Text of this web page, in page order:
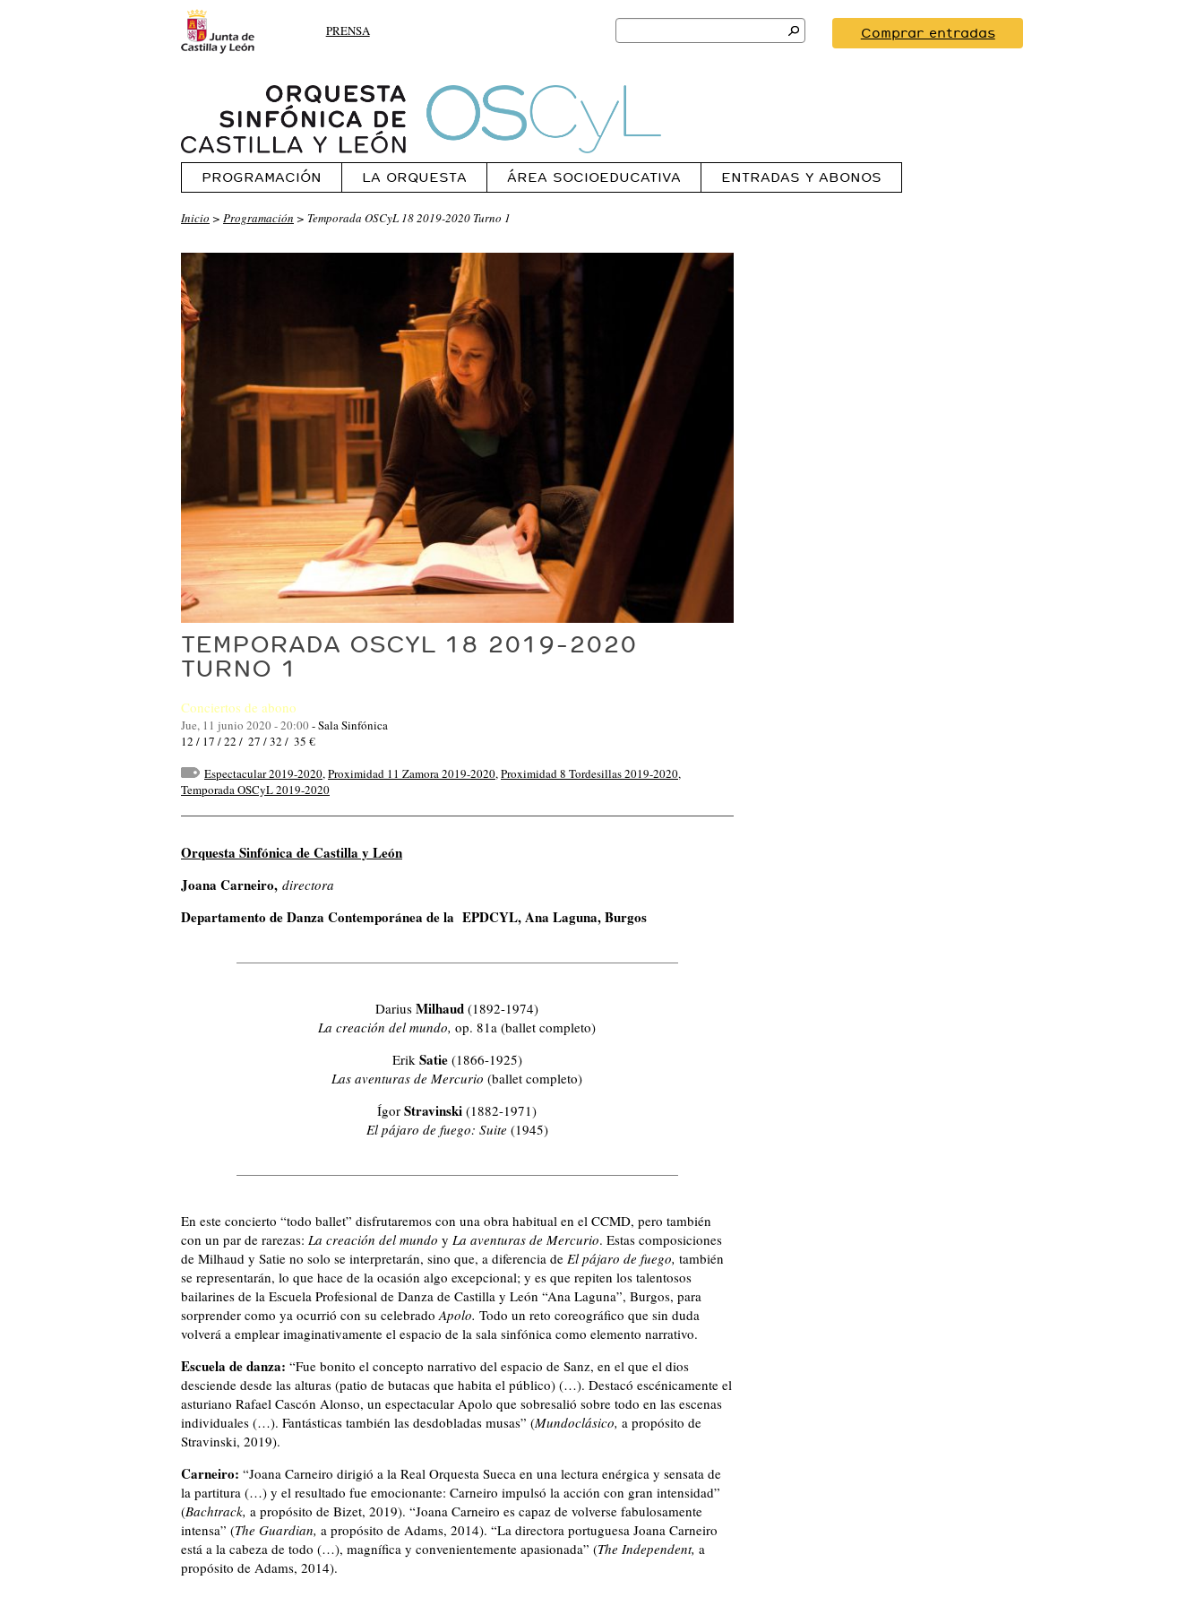
PRENSA
Search
for:
Comprar entradas
PROGRAMACIÓN LA ORQUESTA ÁREA SOCIOEDUCATIVA ENTRADAS Y ABONOS
Inicio > Programación > Temporada OSCyL 18 2019-2020 Turno 1
TEMPORADA OSCYL 18 2019-2020
TURNO 1
Conciertos de abono
Jue, 11 junio 2020 - 20:00-Sala Sinfónica
12 / 17 / 22 / 27 / 32 / 35 €
Espectacular 2019-2020, Proximidad 11 Zamora 2019-2020, Proximidad 8 Tordesillas 2019-2020,
Temporada OSCyL 2019-2020
Orquesta Sinfónica de Castilla y León
Joana Carneiro, directora
Departamento de Danza Contemporánea de la EPDCYL, Ana Laguna, Burgos
DariusMilhaud (1892-1974)
La creación del mundo,op. 81a (ballet completo)
Erik Satie(1866-1925)
Las aventuras de Mercurio (ballet completo)
ÍgorStravinski (1882-1971)
El pájaro de fuego: Suite (1945)
En este concierto “todo ballet” disfrutaremos con una obra habitual en el CCMD, pero también
con un par de rarezas: La creación del mundo y La aventuras de Mercurio. Estas composiciones
de Milhaud y Satie no solo se interpretarán, sino que, a diferencia de El pájaro de fuego, también
se representarán, lo que hace de la ocasión algo excepcional; y es que repiten los talentosos
bailarines de la Escuela Profesional de Danza de Castilla y León “Ana Laguna”, Burgos, para
sorprender como ya ocurrió con su celebrado Apolo. Todo un reto coreográfico que sin duda
volverá a emplear imaginativamente el espacio de la sala sinfónica como elemento narrativo.
Escuela de danza: “Fue bonito el concepto narrativo del espacio de Sanz, en el que el dios
desciende desde las alturas (patio de butacas que habita el público) (…). Destacó escénicamente el
asturiano Rafael Cascón Alonso, un espectacular Apolo que sobresalió sobre todo en las escenas
individuales (…). Fantásticas también las desdobladas musas” (Mundoclásico, a propósito de
Stravinski, 2019).
Carneiro: “Joana Carneiro dirigió a la Real Orquesta Sueca en una lectura enérgica y sensata de
la partitura (…) y el resultado fue emocionante: Carneiro impulsó la acción con gran intensidad”
(Bachtrack, a propósito de Bizet, 2019). “Joana Carneiro es capaz de volverse fabulosamente
intensa” (The Guardian, a propósito de Adams, 2014). “La directora portuguesa Joana Carneiro
está a la cabeza de todo (…), magnífica y convenientemente apasionada” (The Independent, a
propósito de Adams, 2014).